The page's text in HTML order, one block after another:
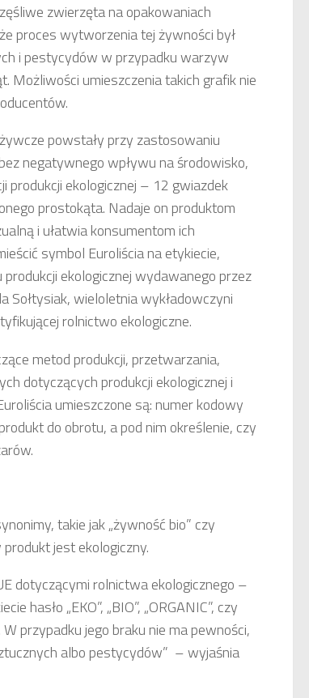
zwierzęta na opakowaniach
proces wytworzenia tej żywności był
i pestycydów w przypadku warzyw
Możliwości umieszczenia takich grafik nie
powstały przy zastosowaniu
negatywnego wpływu na środowisko,
produkcji ekologicznej – 12 gwiazdek
prostokąta. Nadaje on produktom
i ułatwia konsumentom ich
symbol Euroliścia na etykiecie,
ekologicznej wydawanego przez
Sołtysiak, wieloletnia wykładowczyni
rolnictwo ekologiczne.
metod produkcji, przetwarzania,
dotyczących produkcji ekologicznej i
umieszczone są: numer kodowy
do obrotu, a pod nim określenie, czy
takie jak „żywność bio” czy
jest ekologiczny.
dotyczącymi rolnictwa ekologicznego –
hasło „EKO”, „BIO”, „ORGANIC”, czy
przypadku jego braku nie ma pewności,
albo pestycydów” – wyjaśnia